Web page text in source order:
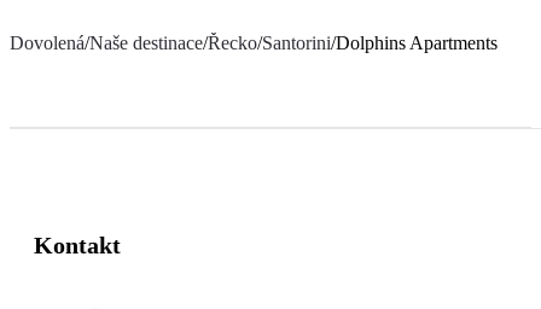
Dovolená/Naše destinace/Řecko/Santorini/Dolphins Apartments
Kontakt